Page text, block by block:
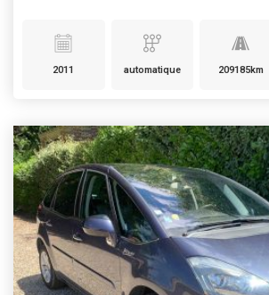
2011 automatique 209185km